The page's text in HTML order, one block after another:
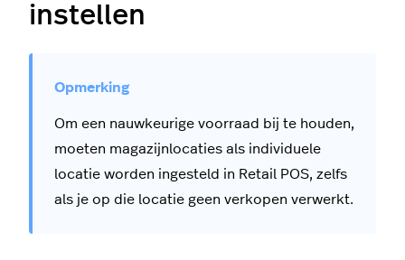
instellen
Om een nauwkeurige voorraad bij te houden,
moeten magazijnlocaties als individuele
locatie worden ingesteld in Retail POS, zelfs
als je op die locatie geen verkopen verwerkt.